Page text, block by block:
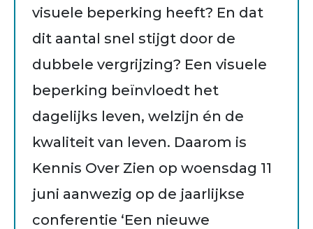
visuele beperking heeft? En dat
dit aantal snel stijgt door de
dubbele vergrijzing? Een visuele
beperking beïnvloedt het
dagelijks leven, welzijn én de
kwaliteit van leven. Daarom is
Kennis Over Zien op woensdag 11
juni aanwezig op de jaarlijkse
conferentie ‘Een nieuwe